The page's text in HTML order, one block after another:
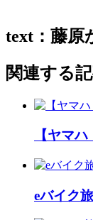
text：藤
関連する
【ヤマ
eバイク